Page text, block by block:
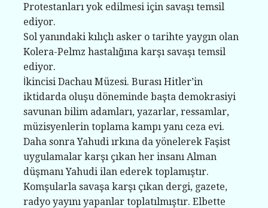
Protestanları yok edilmesi için savaşı temsil
ediyor.
Sol yanındaki kılıçlı asker o tarihte yaygın olan
Kolera-Pelmz hastalığına karşı savaşı temsil
ediyor.
İkincisi Dachau Müzesi. Burası Hitler’in
iktidarda oluşu döneminde başta demokrasiyi
savunan bilim adamları, yazarlar, ressamlar,
müzisyenlerin toplama kampı yanı ceza evi.
Daha sonra Yahudi ırkına da yönelerek Faşist
uygulamalar karşı çıkan her insanı Alman
düşmanı Yahudi ilan ederek toplamıştır.
Komşularla savaşa karşı çıkan dergi, gazete,
radyo yayını yapanlar toplatılmıştır. Elbette